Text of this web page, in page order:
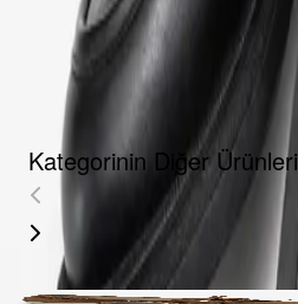
TAKSIT SEÇENEKLERI
YORUMLAR
AKSESUARLAR
Kategorinin Diğer Ürünleri